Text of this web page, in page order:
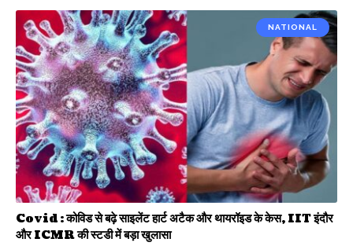
NATIONAL
Covid : कोविड से बढ़े साइलेंट हार्ट अटैक और थायरॉइड के केस, IIT इंदौर
और ICMR की स्टडी में बड़ा खुलासा